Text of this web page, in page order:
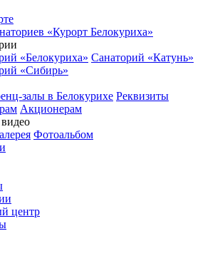
«Курорт Белокуриха»
«Белокуриха» Санаторий «Катунь»
«Сибирь»
залы в Белокурихе Реквизиты
Акционерам
Фотоальбом
центр